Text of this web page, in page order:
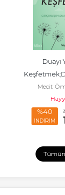
Duayı
Mecit
%40
İNDİRİM